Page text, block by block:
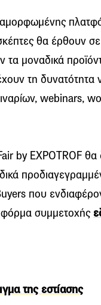
θα έρθουν
τα μοναδικά
τη
webinars,
by EXPOTROF θα
που
συμμετοχής
της εστίασης